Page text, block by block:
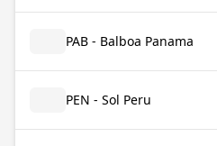
PAB - Balboa Panama
PEN - Sol Peru